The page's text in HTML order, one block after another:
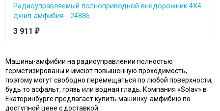
Радиоуправляемый полноприводной внедорожник 4Х4
джип-амфибия - 24886
3 911 ₽
Машины-амфибии на радиоуправлении полностью
герметизированы и имеют повышенную проходимость,
поэтому могут свободно перемещаться по любой поверхности,
будь то асфальт, грязь или водная гладь. Компания «Solav» в
Екатеринбурге предлагает купить машинку-амфибию по
доступной цене с доставкой.